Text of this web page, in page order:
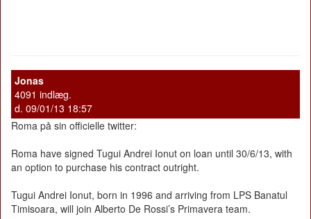
Jonas
4091 indlæg.
d. 09/01/13 18:57
Roma på sin officielle twitter:
Roma have signed Tugui Andrei Ionut on loan until 30/6/13, with
an option to purchase his contract outright.
Tugui Andrei Ionut, born in 1996 and arriving from LPS Banatul
Timisoara, will join Alberto De Rossi’s Primavera team.